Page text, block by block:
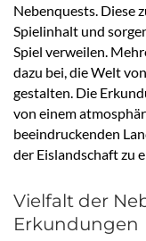
Nebenquests. Diese
Spielinhalt und
Spiel verweilen.
dazu bei, die Welt
gestalten. Die
von einem
beeindruckenden
der Eislandschaft zu
Vielfalt der
Erkundungen